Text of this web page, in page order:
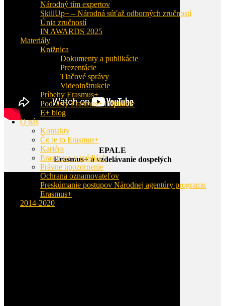
Národný tím expertov
SkillUp+ – Národná súťaž odborných zručností
Únia zručností
IN AWARDS 2025
Materiály
Knižnica
Dokumenty a publikácie
Prezentácie
Tlačové správy
Videoinštrukcie
Príbehy Erasmus+
Podcasty Erasmus+ inšpirácie
E+ blog
O nás
Kontakty
Čo je to Erasmus+
Kariéra
Erasmus+ v médiách
Právne upozornenie
Ochrana oznamovateľov
Preskúmanie postupov Národnej agentúry programu
Erasmus+
2014-2020
EPALE
Erasmus+ a vzdelávanie dospelých